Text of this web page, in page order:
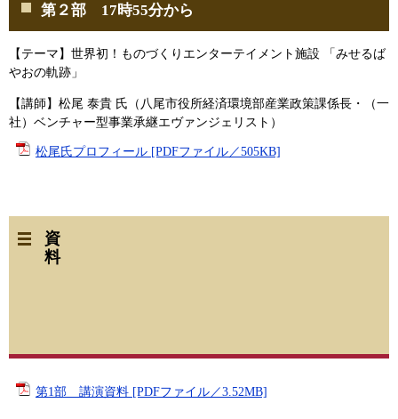
第２部 17時55分から
【テーマ】世界初！ものづくりエンターテイメント施設 「みせるば
やおの軌跡」
【講師】松尾 泰貴 氏（八尾市役所経済環境部産業政策課係長・（一
社）ベンチャー型事業承継エヴァンジェリスト）
松尾氏プロフィール [PDFファイル／505KB]
資
料
第1部 講演資料 [PDFファイル／3.52MB]